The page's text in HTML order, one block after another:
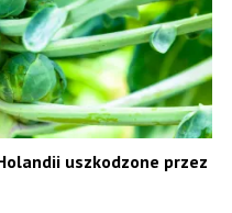
uszkodzone przez